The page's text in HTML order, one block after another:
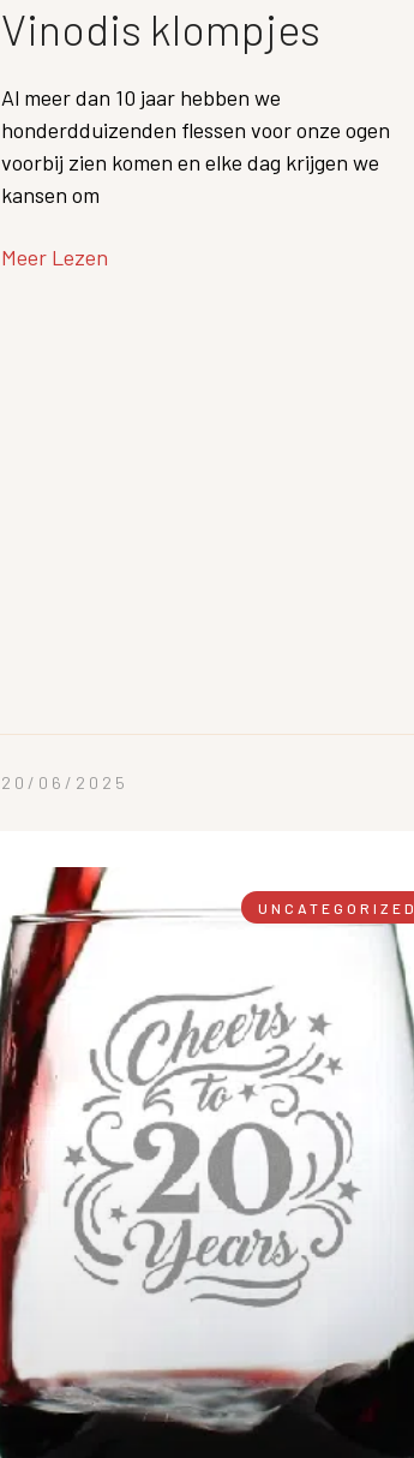
Vinodis klompjes
Al meer dan 10 jaar hebben we
honderdduizenden flessen voor onze ogen
voorbij zien komen en elke dag krijgen we
kansen om
Meer Lezen
20/06/2025
UNCATEGORIZED